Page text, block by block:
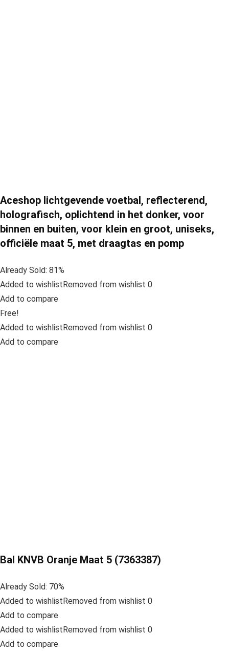
Aceshop lichtgevende voetbal, reflecterend,
holografisch, oplichtend in het donker, voor
binnen en buiten, voor klein en groot, uniseks,
officiële maat 5, met draagtas en pomp
Already Sold: 81%
Added to wishlistRemoved from wishlist 0
Add to compare
Free!
Added to wishlistRemoved from wishlist 0
Add to compare
Bal KNVB Oranje Maat 5 (7363387)
Already Sold: 70%
Added to wishlistRemoved from wishlist 0
Add to compare
Added to wishlistRemoved from wishlist 0
Add to compare